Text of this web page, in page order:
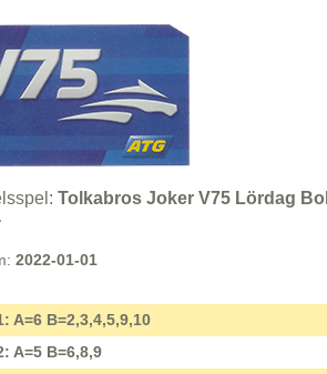
Tolkabros Joker V75 Lördag
2022-01-01
A=6 B=2,3,4,5,9,10
A=5 B=6,8,9